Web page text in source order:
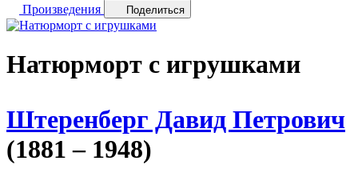
Произведения
Поделиться
Натюрморт с игрушками
Штеренберг Давид Петрович
(1881 – 1948)